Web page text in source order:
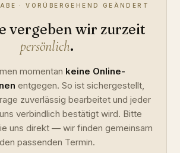
· VORÜBERGEHEND GEÄNDERT
vergeben wir zurzeit
persönlich.
momentan keine Online-
entgegen. So ist sichergestellt,
zuverlässig bearbeitet und jeder
verbindlich bestätigt wird. Bitte
uns direkt — wir finden gemeinsam
den passenden Termin.